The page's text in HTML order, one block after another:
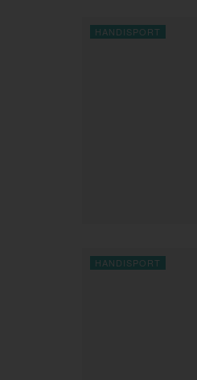
HANDISPORT
HANDISPORT